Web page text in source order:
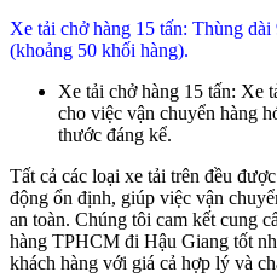
Xe tải chở hàng 15 tấn: Thùng
(khoảng 50 khối hàng).
Xe tải chở hàng 15 tấn: Xe
cho việc vận chuyển hàng
thước đáng kể.
Tất cả các loại xe tải trên đều
động ổn định, giúp việc vận
an toàn. Chúng tôi cam kết cung
hàng TPHCM đi Hậu Giang tốt
khách hàng với giá cả hợp lý và